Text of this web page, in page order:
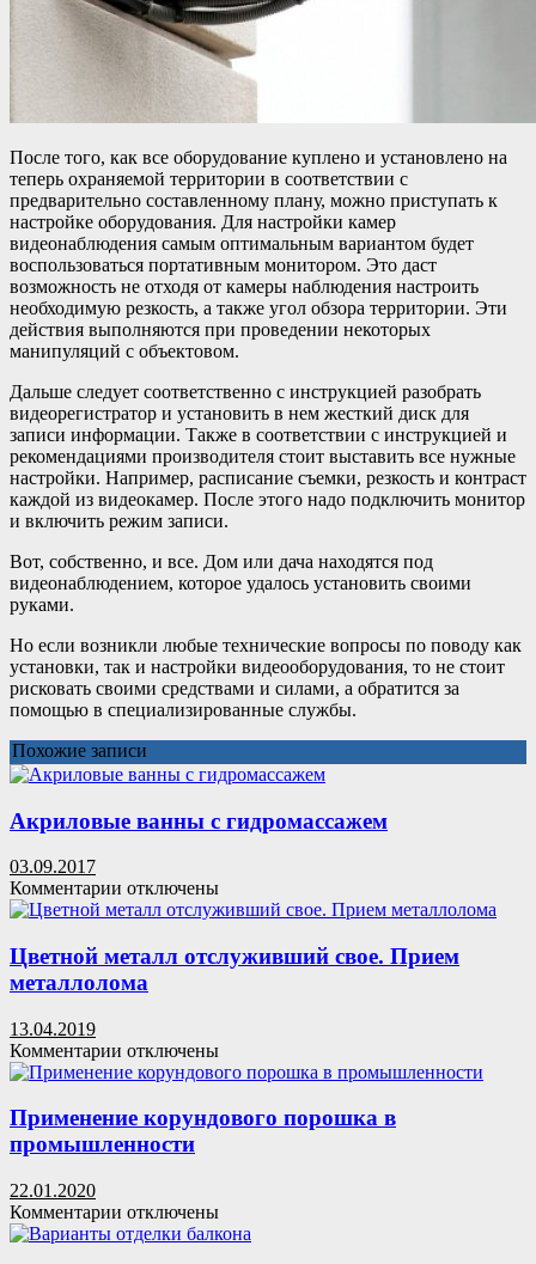
После того, как все оборудование куплено и установлено на
теперь охраняемой территории в соответствии с
предварительно составленному плану, можно приступать к
настройке оборудования. Для настройки камер
видеонаблюдения самым оптимальным вариантом будет
воспользоваться портативным монитором. Это даст
возможность не отходя от камеры наблюдения настроить
необходимую резкость, а также угол обзора территории. Эти
действия выполняются при проведении некоторых
манипуляций с объектовом.
Дальше следует соответственно с инструкцией разобрать
видеорегистратор и установить в нем жесткий диск для
записи информации. Также в соответствии с инструкцией и
рекомендациями производителя стоит выставить все нужные
настройки. Например, расписание съемки, резкость и контраст
каждой из видеокамер. После этого надо подключить монитор
и включить режим записи.
Вот, собственно, и все. Дом или дача находятся под
видеонаблюдением, которое удалось установить своими
руками.
Но если возникли любые технические вопросы по поводу как
установки, так и настройки видеооборудования, то не стоит
рисковать своими средствами и силами, а обратится за
помощью в специализированные службы.
Похожие записи
Акриловые ванны с гидромассажем
03.09.2017
Комментарии к
записи
ванны
с
гидромассажем
отключены
Цветной металл отслуживший свое. Прием
металлолома
13.04.2019
Комментарии к
записи
металл
отслуживший
свое.
отключены
Применение корундового порошка в
промышленности
22.01.2020
Комментарии к
записи
отключены